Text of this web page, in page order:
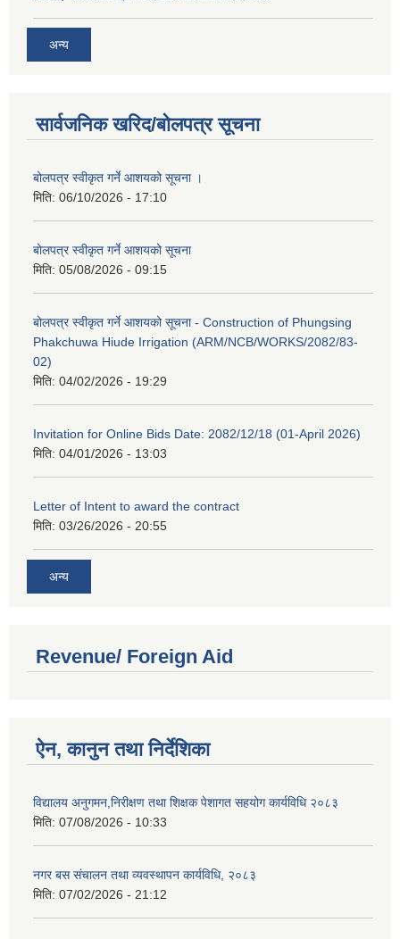
अन्य
सार्वजनिक खरिद/बोलपत्र सूचना
बोलपत्र स्वीकृत गर्ने आशयको सूचना ।
मिति: 06/10/2026 - 17:10
बोलपत्र स्वीकृत गर्ने आशयको सूचना
मिति: 05/08/2026 - 09:15
बोलपत्र स्वीकृत गर्ने आशयको सूचना - Construction of Phungsing
Phakchuwa Hiude Irrigation (ARM/NCB/WORKS/2082/83-
02)
मिति: 04/02/2026 - 19:29
Invitation for Online Bids Date: 2082/12/18 (01-April 2026)
मिति: 04/01/2026 - 13:03
Letter of Intent to award the contract
मिति: 03/26/2026 - 20:55
अन्य
Revenue/ Foreign Aid
ऐन, कानुन तथा निर्देशिका
विद्यालय अनुगमन,निरीक्षण तथा शिक्षक पेशागत सहयोग कार्यविधि २०८३
मिति: 07/08/2026 - 10:33
नगर बस संचालन तथा व्यवस्थापन कार्यविधि, २०८३
मिति: 07/02/2026 - 21:12